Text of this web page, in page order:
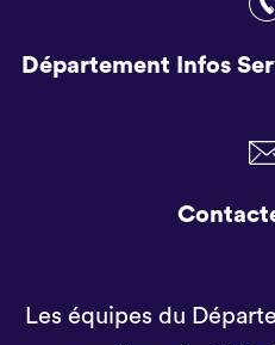
Département Infos
Les équipes du